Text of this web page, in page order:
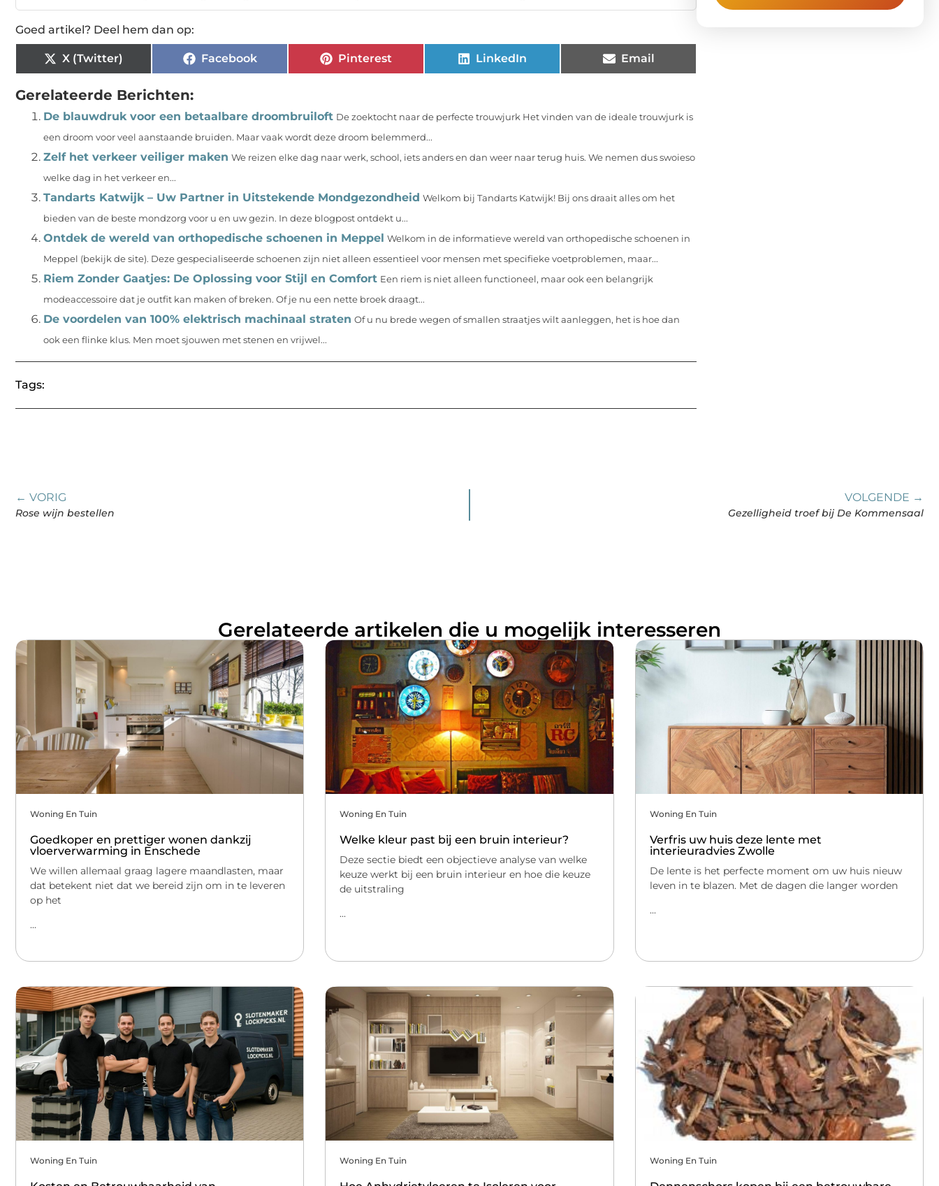
Goed artikel? Deel hem dan op:
X (Twitter) Facebook Pinterest LinkedIn Email
Gerelateerde Berichten:
De blauwdruk voor een betaalbare droombruiloft De zoektocht naar de perfecte trouwjurk Het vinden van de ideale trouwjurk is
een droom voor veel aanstaande bruiden. Maar vaak wordt deze droom belemmerd...
Zelf het verkeer veiliger maken We reizen elke dag naar werk, school, iets anders en dan weer naar terug huis. We nemen dus swoieso
welke dag in het verkeer en...
Tandarts Katwijk – Uw Partner in Uitstekende Mondgezondheid Welkom bij Tandarts Katwijk! Bij ons draait alles om het
bieden van de beste mondzorg voor u en uw gezin. In deze blogpost ontdekt u...
Ontdek de wereld van orthopedische schoenen in Meppel Welkom in de informatieve wereld van orthopedische schoenen in
Meppel (bekijk de site). Deze gespecialiseerde schoenen zijn niet alleen essentieel voor mensen met specifieke voetproblemen, maar...
Riem Zonder Gaatjes: De Oplossing voor Stijl en Comfort Een riem is niet alleen functioneel, maar ook een belangrijk
modeaccessoire dat je outfit kan maken of breken. Of je nu een nette broek draagt...
De voordelen van 100% elektrisch machinaal straten Of u nu brede wegen of smallen straatjes wilt aanleggen, het is hoe dan
ook een flinke klus. Men moet sjouwen met stenen en vrijwel...
Tags:
← VORIG
Rose wijn bestellen
VOLGENDE →
Gezelligheid troef bij De Kommensaal
Gerelateerde artikelen die u mogelijk interesseren
Woning En Tuin
Goedkoper en prettiger wonen dankzij
vloerverwarming in Enschede
We willen allemaal graag lagere maandlasten, maar
dat betekent niet dat we bereid zijn om in te leveren
op het
...
Woning En Tuin
Welke kleur past bij een bruin interieur?
Deze sectie biedt een objectieve analyse van welke
keuze werkt bij een bruin interieur en hoe die keuze
de uitstraling
...
Woning En Tuin
Verfris uw huis deze lente met
interieuradvies Zwolle
De lente is het perfecte moment om uw huis nieuw
leven in te blazen. Met de dagen die langer worden
...
Woning En Tuin Woning En Tuin Woning En Tuin